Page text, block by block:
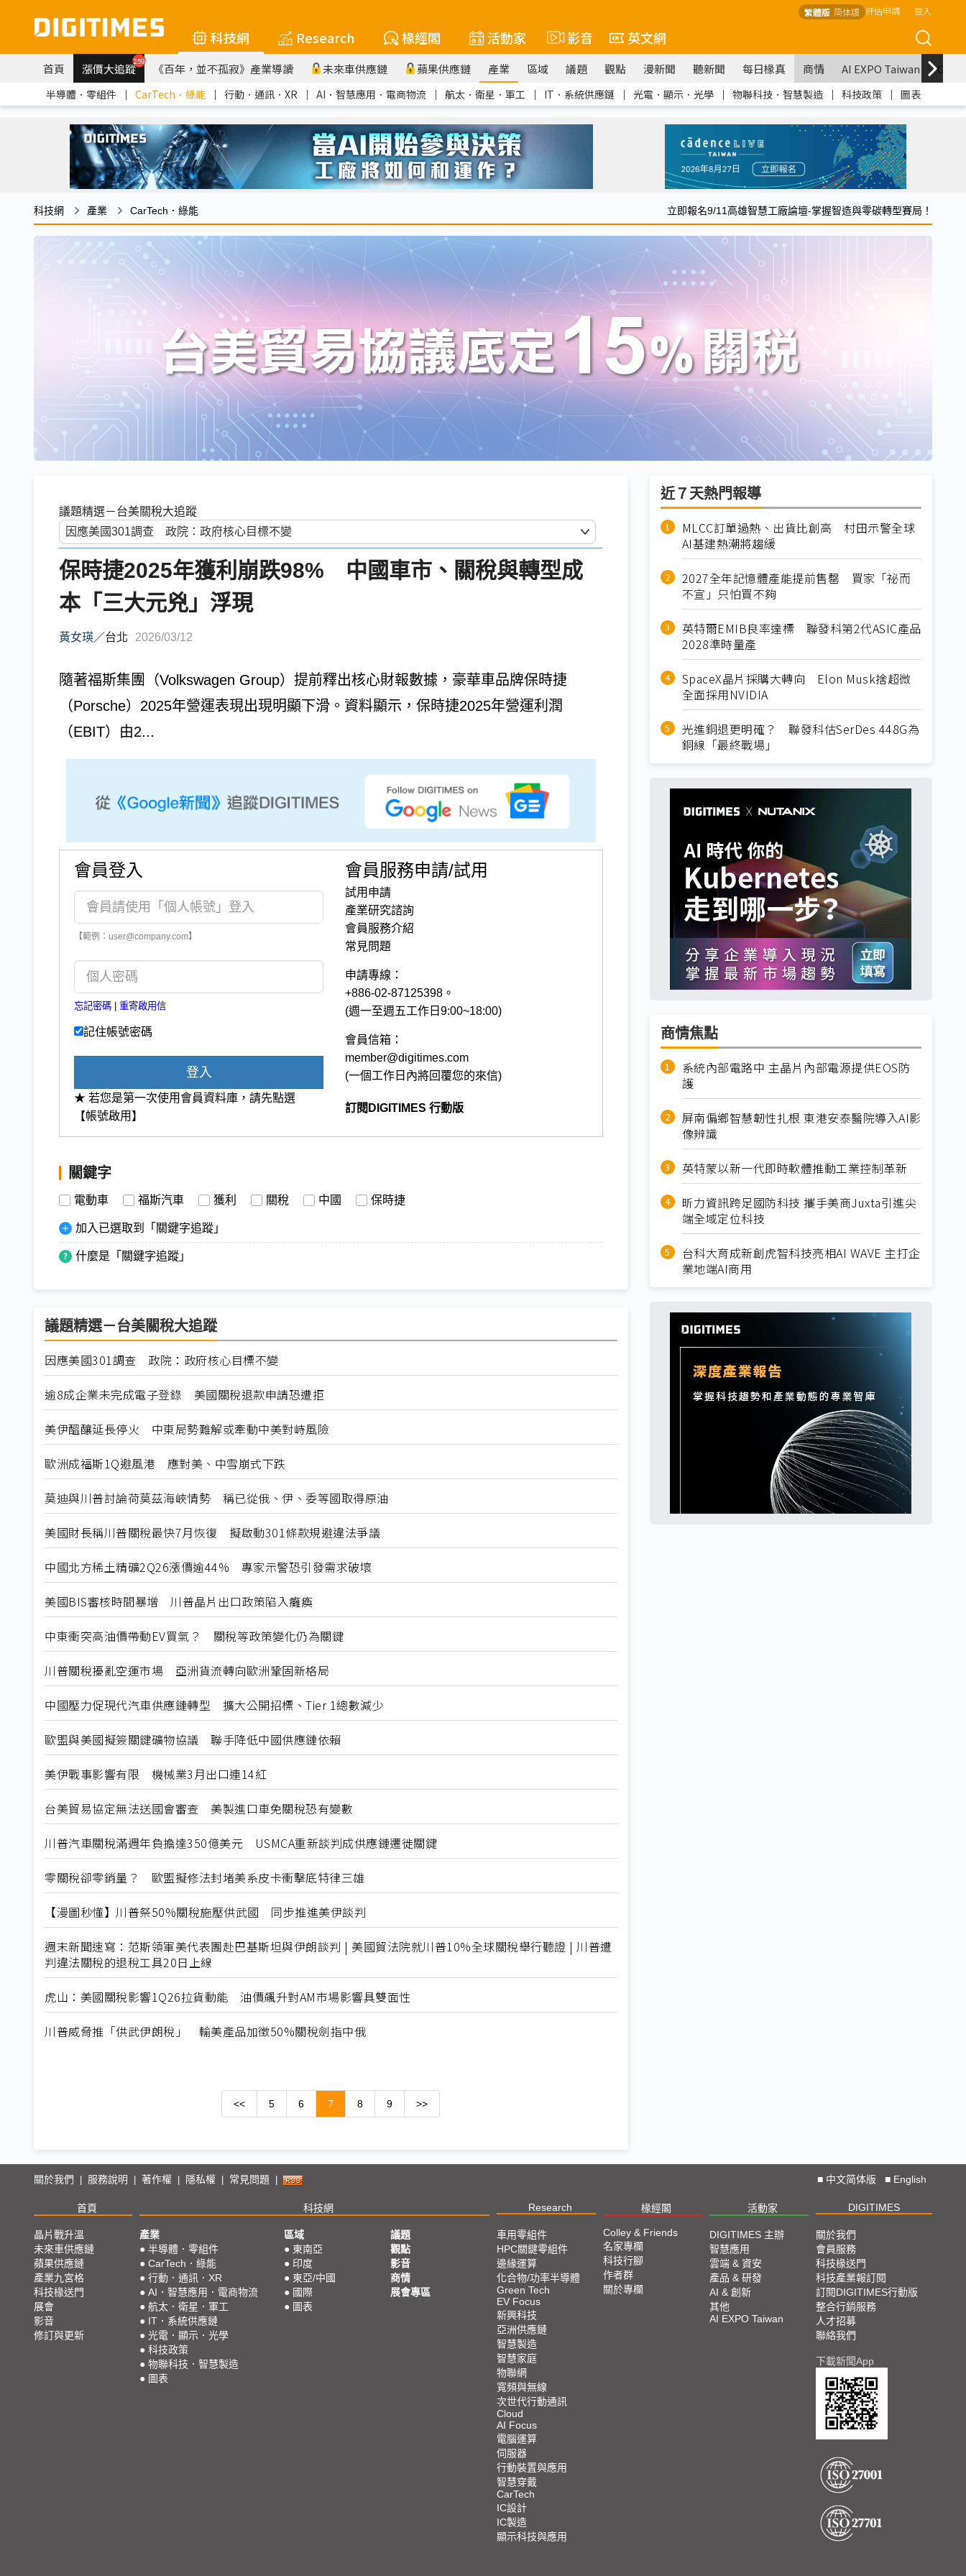
繁體版 简体版 評估申請 登入
科技網 Research 椽經閣 活動家 影音 英文網
首頁 漲價大追蹤259 《百年，並不孤寂》產業導讀 未來車供應鏈 蘋果供應鏈 產業 區域 議題 觀點 漫新聞 聽新聞 每日椽真 商情 AI EXPO Taiwan
半導體．零組件 ｜ CarTech．綠能 ｜ 行動．通訊．XR ｜ AI．智慧應用．電商物流 ｜ 航太．衛星．軍工 ｜ IT．系統供應鏈 ｜ 光電．顯示．光學 ｜ 物聯科技．智慧製造 ｜ 科技政策 ｜ 圖表
科技網 產業 CarTech．綠能 立即報名9/11高雄智慧工廠論壇-掌握智造與零碳轉型賽局！
議題精選－台美關稅大追蹤
保時捷2025年獲利崩跌98% 中國車市、關稅與轉型成
本「三大元兇」浮現
黃女瑛／台北 2026/03/12
隨著福斯集團（Volkswagen Group）提前釋出核心財報數據，豪華車品牌保時捷
（Porsche）2025年營運表現出現明顯下滑。資料顯示，保時捷2025年營運利潤
（EBIT）由2...
會員登入
【範例：user@company.com】
忘記密碼 重寄啟用信
記住帳號密碼
登入
★ 若您是第一次使用會員資料庫，請先點選
【帳號啟用】
會員服務申請/試用
試用申請
產業研究諮詢
會員服務介紹
常見問題
申請專線：
+886-02-87125398。
(週一至週五工作日9:00~18:00)
會員信箱：
member@digitimes.com
(一個工作日內將回覆您的來信)
訂閱DIGITIMES 行動版
關鍵字
電動車 福斯汽車 獲利 關稅 中國 保時捷
加入已選取到「關鍵字追蹤」
什麼是「關鍵字追蹤」
議題精選－台美關稅大追蹤
因應美國301調查 政院：政府核心目標不變
逾8成企業未完成電子登錄 美國關稅退款申請恐遭拒
美伊醞釀延長停火 中東局勢難解或牽動中美對峙風險
歐洲成福斯1Q避風港 應對美、中雪崩式下跌
莫迪與川普討論荷莫茲海峽情勢 稱已從俄、伊、委等國取得原油
美國財長稱川普關稅最快7月恢復 擬啟動301條款規避違法爭議
中國北方稀土精礦2Q26漲價逾44% 專家示警恐引發需求破壞
美國BIS審核時間暴增 川普晶片出口政策陷入癱瘓
中東衝突高油價帶動EV買氣？ 關稅等政策變化仍為關鍵
川普關稅擾亂空運市場 亞洲貨流轉向歐洲鞏固新格局
中國壓力促現代汽車供應鏈轉型 擴大公開招標、Tier 1總數減少
歐盟與美國擬簽關鍵礦物協議 聯手降低中國供應鏈依賴
美伊戰事影響有限 機械業3月出口連14紅
台美貿易協定無法送國會審查 美製進口車免關稅恐有變數
川普汽車關稅滿週年負擔達350億美元 USMCA重新談判成供應鏈遷徙關鍵
零關稅卻零銷量？ 歐盟擬修法封堵美系皮卡衝擊底特律三雄
【漫圖秒懂】川普祭50%關稅施壓供武國 同步推進美伊談判
週末新聞速寫：范斯領軍美代表團赴巴基斯坦與伊朗談判 | 美國貿法院就川普10%全球關稅舉行聽證 | 川普遭
判違法關稅的退稅工具20日上線
虎山：美國關稅影響1Q26拉貨動能 油價飆升對AM市場影響具雙面性
川普威脅推「供武伊朗稅」 輸美產品加徵50%關稅劍指中俄
<< 5 6 7 8 9 >>
近７天熱門報導
MLCC訂單過熱、出貨比創高 村田示警全球
AI基建熱潮將趨緩
2027全年記憶體產能提前售罄 買家「祕而
不宣」只怕買不夠
英特爾EMIB良率達標 聯發科第2代ASIC產品
2028準時量產
SpaceX晶片採購大轉向 Elon Musk捨超微
全面採用NVIDIA
光進銅退更明確？ 聯發科估SerDes 448G為
銅線「最終戰場」
商情焦點
系統內部電路中 主晶片內部電源提供EOS防
護
屏南偏鄉智慧韌性扎根 東港安泰醫院導入AI影
像辨識
英特蒙以新一代即時軟體推動工業控制革新
昕力資訊跨足國防科技 攜手美商Juxta引進尖
端全域定位科技
台科大育成新創虎智科技亮相AI WAVE 主打企
業地端AI商用
關於我們 服務說明 著作權 隱私權 常見問題 ■ 中文简体版 ■ English
首頁 科技網 Research 椽經閣 活動家 DIGITIMES
晶片戰升溫
未來車供應鏈
蘋果供應鏈
產業九宮格
科技椽送門
展會
影音
修訂與更新
產業
● 半導體．零組件
● CarTech．綠能
● 行動．通訊．XR
● AI．智慧應用．電商物流
● 航太．衛星．軍工
● IT．系統供應鏈
● 光電．顯示．光學
● 科技政策
● 物聯科技．智慧製造
● 圖表
區域
● 東南亞
● 印度
● 東亞/中國
● 國際
● 圖表
議題
觀點
影音
商情
展會專區
車用零組件
HPC關鍵零組件
邊緣運算
化合物/功率半導體
Green Tech
EV Focus
新興科技
亞洲供應鏈
智慧製造
智慧家庭
物聯網
寬頻與無線
次世代行動通訊
Cloud
AI Focus
電腦運算
伺服器
行動裝置與應用
智慧穿戴
CarTech
IC設計
IC製造
顯示科技與應用
Colley & Friends
名家專欄
科技行腳
作者群
關於專欄
DIGITIMES 主辦
智慧應用
雲端 & 資安
產品 & 研發
AI & 創新
其他
AI EXPO Taiwan
關於我們
會員服務
科技椽送門
科技產業報訂閱
訂閱DIGITIMES行動版
整合行銷服務
人才招募
聯絡我們
下載新聞App